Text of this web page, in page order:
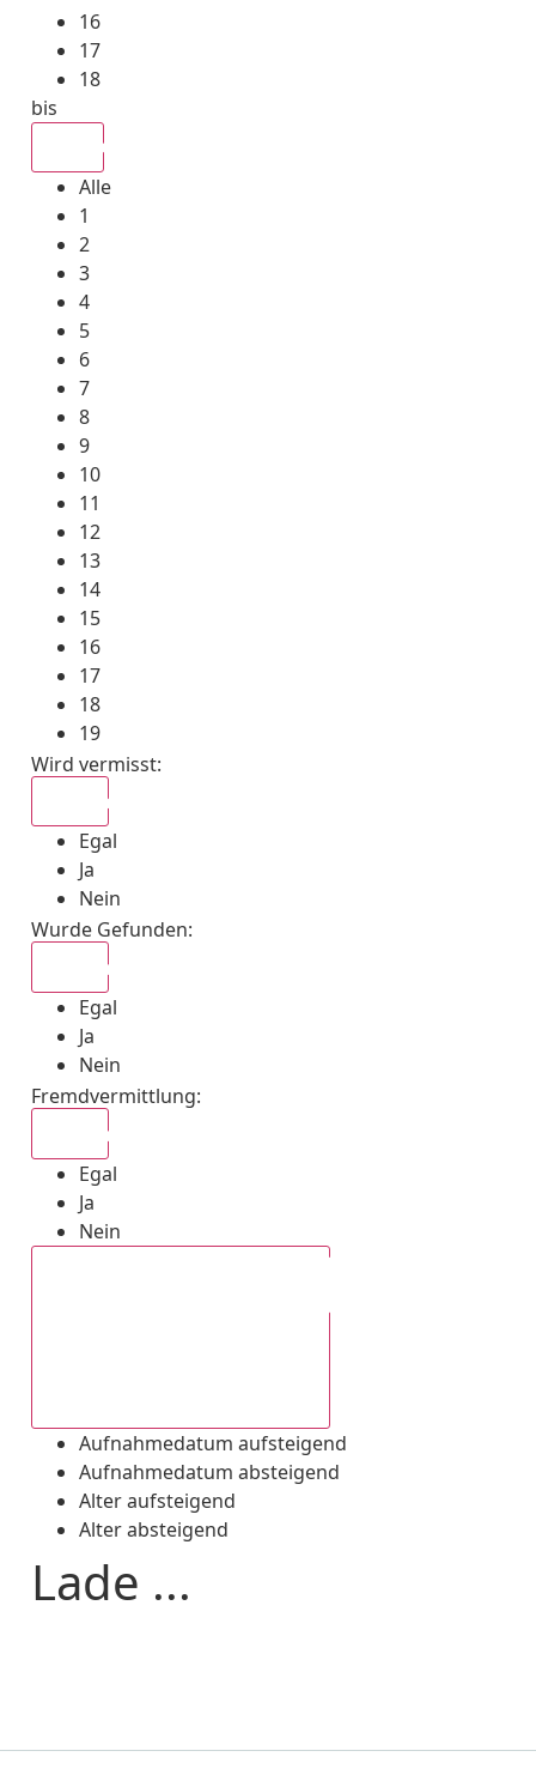
16
17
18
bis
Alle
1
2
3
4
5
6
7
8
9
10
11
12
13
14
15
16
17
18
19
Wird vermisst:
Egal
Ja
Nein
Wurde Gefunden:
Egal
Ja
Nein
Fremdvermittlung:
Egal
Ja
Nein
Aufnahmedatum aufsteigend
Aufnahmedatum absteigend
Alter aufsteigend
Alter absteigend
Lade ...